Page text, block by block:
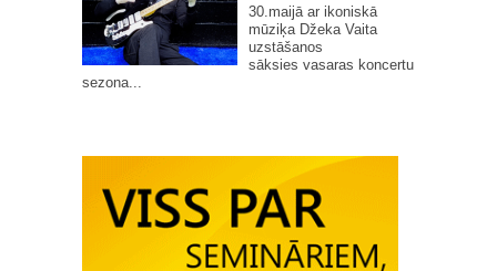
30.maijā ar ikoniskā
mūziķa Džeka Vaita
uzstāšanos
sāksies vasaras koncertu
sezona...